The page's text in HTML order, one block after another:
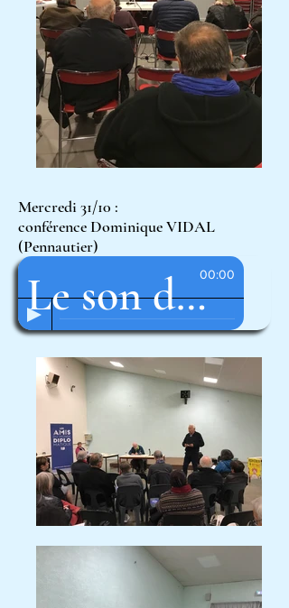
Mercredi 31/10 :
conférence Dominique VIDAL
(Pennautier)
Le son de la conférence !
Dominique VIDAL
00:00